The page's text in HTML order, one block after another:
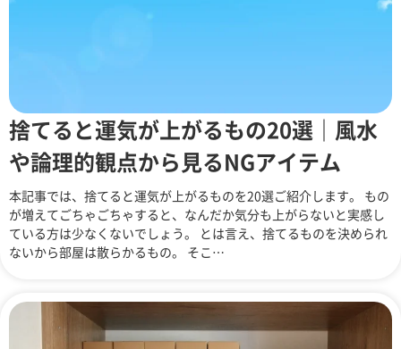
捨てると運気が上がるもの20選｜風水
や論理的観点から見るNGアイテム
本記事では、捨てると運気が上がるものを20選ご紹介します。 もの
が増えてごちゃごちゃすると、なんだか気分も上がらないと実感し
ている方は少なくないでしょう。 とは言え、捨てるものを決められ
ないから部屋は散らかるもの。 そこ…